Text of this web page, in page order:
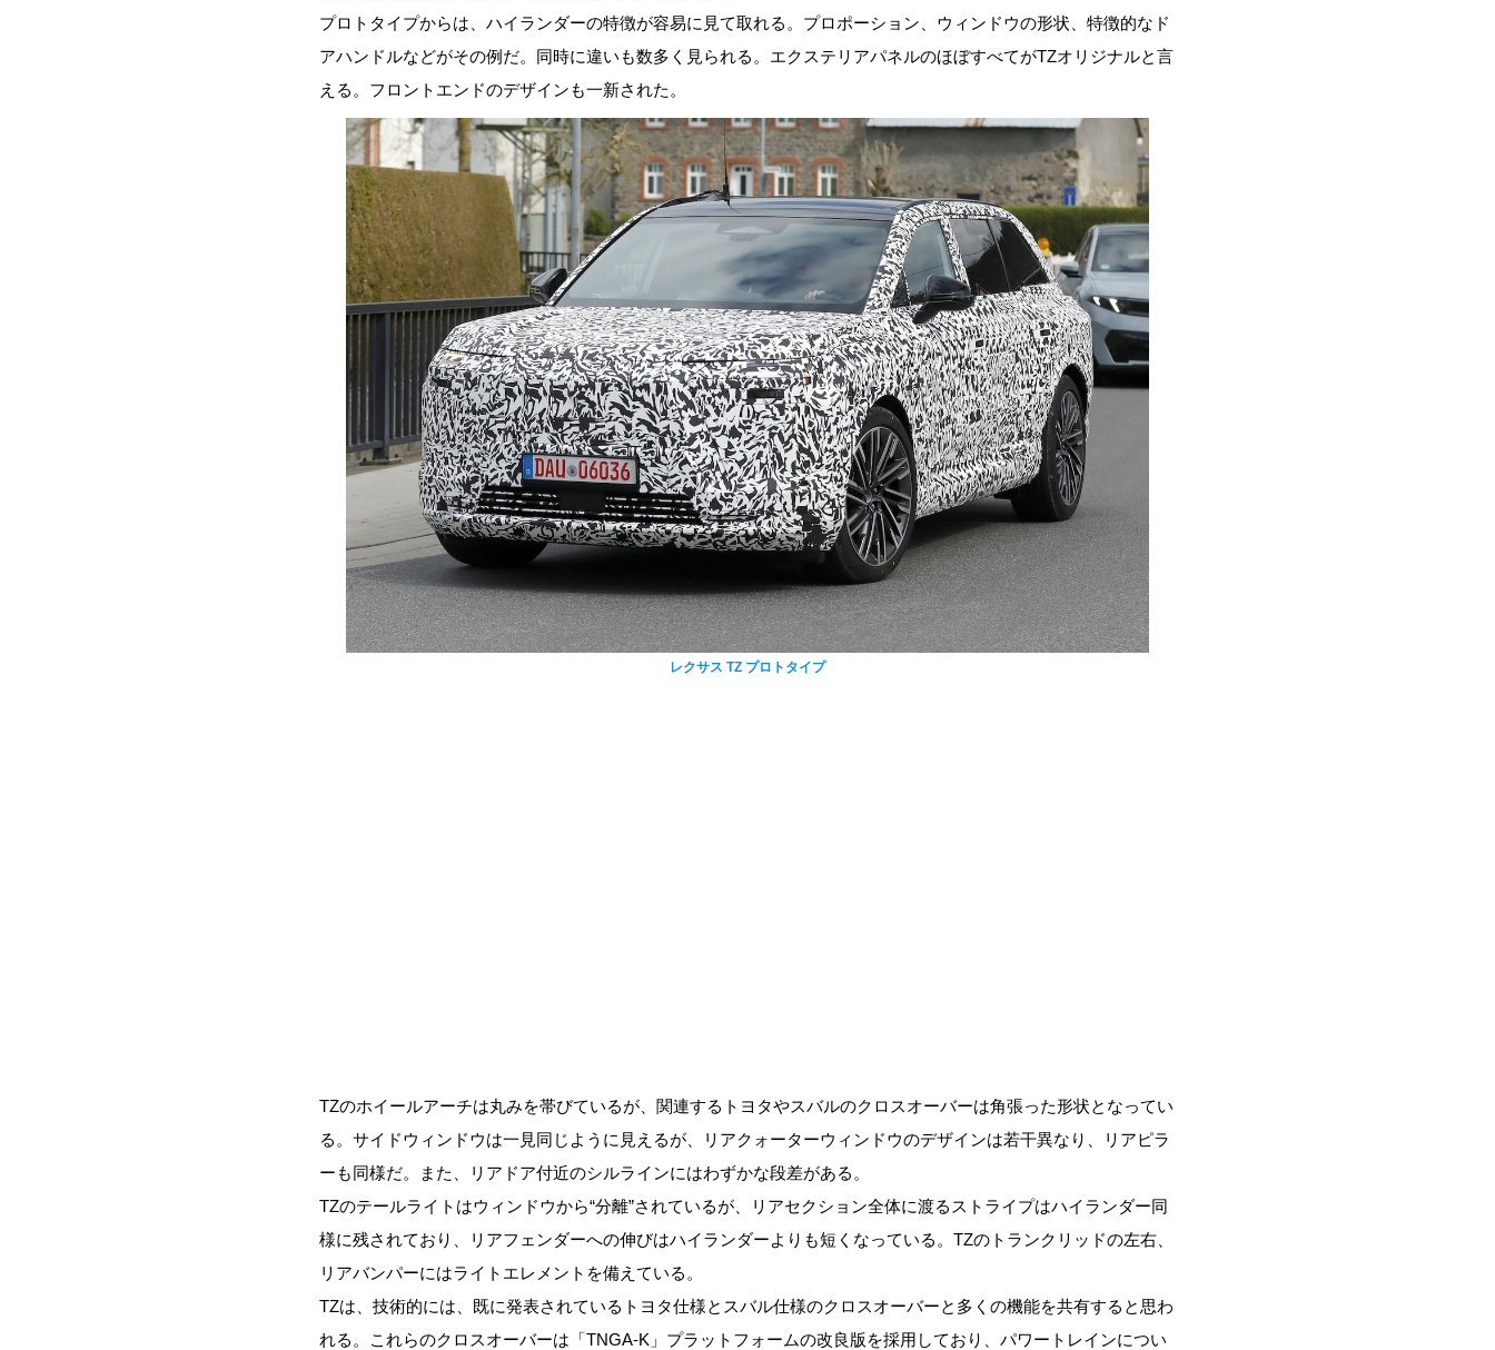
プロトタイプからは、ハイランダーの特徴が容易に見て取れる。プロポーション、ウィンドウの形状、特徴的なド
アハンドルなどがその例だ。同時に違いも数多く見られる。エクステリアパネルのほぼすべてがTZオリジナルと言
える。フロントエンドのデザインも一新された。
レクサス TZ プロトタイプ
TZのホイールアーチは丸みを帯びているが、関連するトヨタやスバルのクロスオーバーは角張った形状となってい
る。サイドウィンドウは一見同じように見えるが、リアクォーターウィンドウのデザインは若干異なり、リアピラ
ーも同様だ。また、リアドア付近のシルラインにはわずかな段差がある。
TZのテールライトはウィンドウから“分離”されているが、リアセクション全体に渡るストライプはハイランダー同
様に残されており、リアフェンダーへの伸びはハイランダーよりも短くなっている。TZのトランクリッドの左右、
リアバンパーにはライトエレメントを備えている。
TZは、技術的には、既に発表されているトヨタ仕様とスバル仕様のクロスオーバーと多くの機能を共有すると思わ
れる。これらのクロスオーバーは「TNGA-K」プラットフォームの改良版を採用しており、パワートレインについ